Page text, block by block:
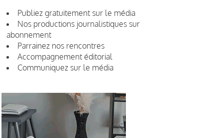
Publiez gratuitement sur le média
Nos productions journalistiques sur
abonnement
Parrainez nos rencontres
Accompagnement éditorial
Communiquez sur le média